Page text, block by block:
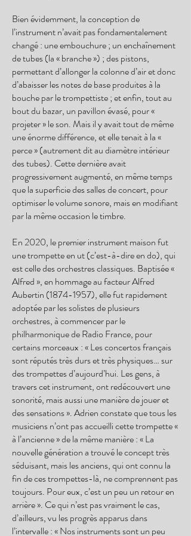
Bien évidemment, la conception de
l’instrument n’avait pas fondamentalement
changé : une embouchure ; un enchaînement
de tubes (la « branche ») ; des pistons,
permettant d’allonger la colonne d’air et donc
d’abaisser les notes de base produites à la
bouche par le trompettiste ; et enfin, tout au
bout du bazar, un pavillon évasé, pour «
projeter » le son. Mais il y avait tout de même
une énorme différence, et elle tenait à la «
perce » (autrement dit au diamètre intérieur
des tubes). Cette dernière avait
progressivement augmenté, en même temps
que la superficie des salles de concert, pour
optimiser le volume sonore, mais en modifiant
par la même occasion le timbre.
En 2020, le premier instrument maison fut
une trompette en ut (c’est-à-dire en do), qui
est celle des orchestres classiques. Baptisée «
Alfred », en hommage au facteur Alfred
Aubertin (1874-1957), elle fut rapidement
adoptée par les solistes de plusieurs
orchestres, à commencer par le
philharmonique de Radio France, pour
certains morceaux : « Les concertos français
sont réputés très durs et très physiques… sur
des trompettes d’aujourd’hui. Les gens, à
travers cet instrument, ont redécouvert une
sonorité, mais aussi une manière de jouer et
des sensations ». Adrien constate que tous les
musiciens n’ont pas accueilli cette trompette «
à l’ancienne » de la même manière : « La
nouvelle génération a trouvé le concept très
séduisant, mais les anciens, qui ont connu la
fin de ces trompettes-là, ne comprennent pas
toujours. Pour eux, c’est un peu un retour en
arrière ». Ce qui n’est pas vraiment le cas,
d’ailleurs, vu les progrès apparus dans
l’intervalle : « Nos instruments sont un peu